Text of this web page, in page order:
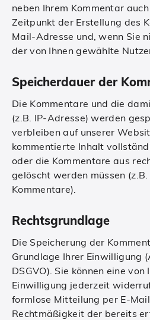
neben Ihrem Kommentar
Zeitpunkt der Erstellung des
Mail-Adresse und, wenn Sie
der von Ihnen gewählte
Speicherdauer der
Die Kommentare und die
(z.B. IP-Adresse) werden
verbleiben auf unserer
kommentierte Inhalt
oder die Kommentare aus
gelöscht werden müssen
Kommentare).
Rechtsgrundlage
Die Speicherung der
Grundlage Ihrer Einwilligung
DSGVO). Sie können eine
Einwilligung jederzeit
formlose Mitteilung per E-
Rechtmäßigkeit der bereits